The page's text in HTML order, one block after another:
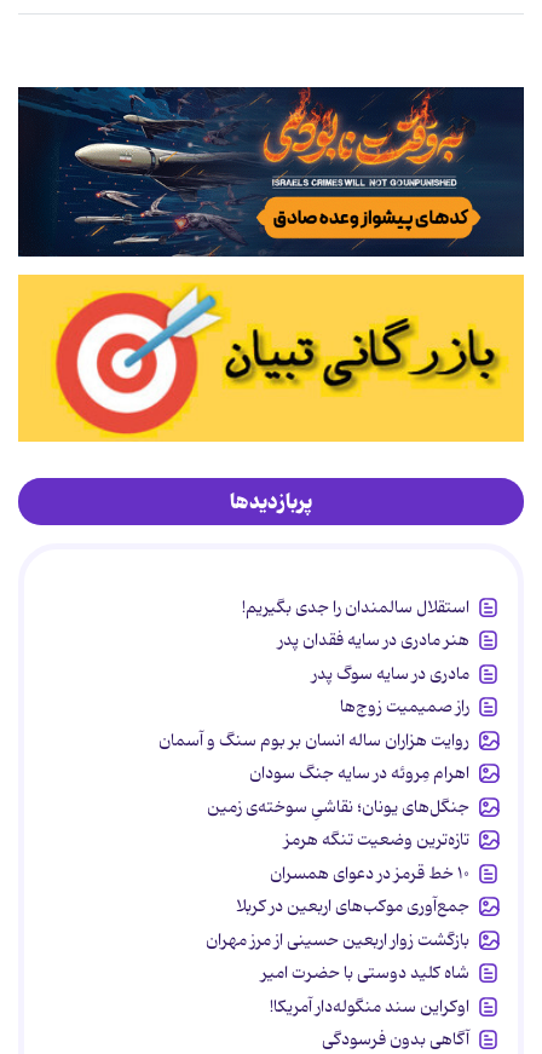
پربازدیدها
استقلال سالمندان را جدی بگیریم!
هنر مادری در سایه‌ فقدان پدر
مادری در سایه سوگ پدر
راز صمیمیت زوج‌ها
روایت هزاران ساله انسان بر بوم سنگ و آسمان
اهرام مِروئه در سایه جنگ سودان
جنگل‌های یونان؛ نقاشیِ سوخته‌ی زمین
تازه‌ترین وضعیت تنگه هرمز
۱۰ خط قرمز در دعوای همسران
جمع‌آوری موکب‌های اربعین در کربلا
بازگشت زوار اربعین حسینی از مرز مهران
شاه کلید دوستی با حضرت امیر
اوکراین سند منگوله‌دار آمریکا!
آگاهی بدون فرسودگی